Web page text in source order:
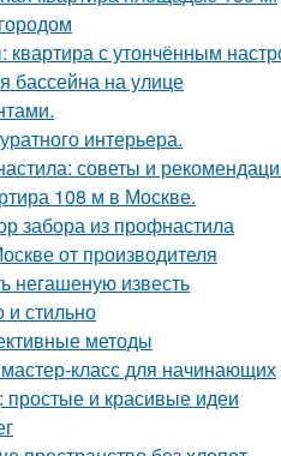
с утончённым
бассейна на улице
интерьера.
советы и
108 м в Москве.
забора из профнастила
от производителя
негашеную известь
и стильно
методы
класс для начинающих
простые и красивые идеи